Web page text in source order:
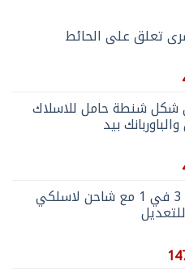
تعلق علي الحائط
السعر
هو:
405 EGP.
شكل شنطة حامل للاسلاك
بيد
السعر
هو:
405 EGP.
كشاف مكتب تاتش 3 في 1 مع شاحن لاسلكي
السعر